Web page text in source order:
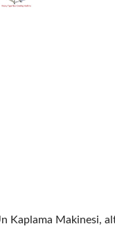
Kaplama Makinesi,